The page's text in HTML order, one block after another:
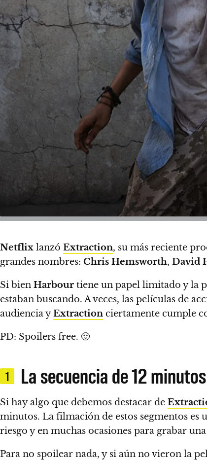
Netflix lanzó Extraction, su más reciente
grandes nombres: Chris Hemsworth, David
Si bien Harbour tiene un papel limitado y la
estaban buscando. A veces, las películas de
audiencia yExtraction ciertamente cumple
PD: Spoilers free. 🙂
1 La secuencia de 12 minutos
Si hay algo que debemos destacar de
minutos. La filmación de estos segmentos
riesgo y en muchas ocasiones para grabar
Para no spoilear nada, y si aún no vieron la